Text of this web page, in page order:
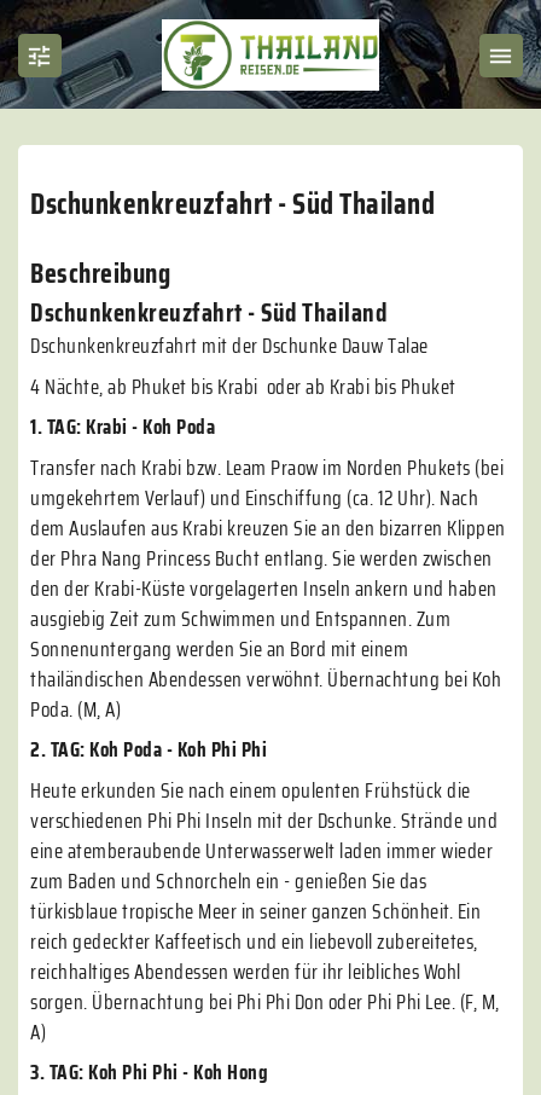
Dschunkenkreuzfahrt - Süd Thailand
Beschreibung
Dschunkenkreuzfahrt - Süd Thailand
Dschunkenkreuzfahrt mit der Dschunke Dauw Talae
4 Nächte, ab Phuket bis Krabi oder ab Krabi bis Phuket
1. TAG: Krabi - Koh Poda
Transfer nach Krabi bzw. Leam Praow im Norden Phukets (bei
umgekehrtem Verlauf) und Einschiffung (ca. 12 Uhr). Nach
dem Auslaufen aus Krabi kreuzen Sie an den bizarren Klippen
der Phra Nang Princess Bucht entlang. Sie werden zwischen
den der Krabi-Küste vorgelagerten Inseln ankern und haben
ausgiebig Zeit zum Schwimmen und Entspannen. Zum
Sonnenuntergang werden Sie an Bord mit einem
thailändischen Abendessen verwöhnt. Übernachtung bei Koh
Poda. (M, A)
2. TAG: Koh Poda - Koh Phi Phi
Heute erkunden Sie nach einem opulenten Frühstück die
verschiedenen Phi Phi Inseln mit der Dschunke. Strände und
eine atemberaubende Unterwasserwelt laden immer wieder
zum Baden und Schnorcheln ein - genießen Sie das
türkisblaue tropische Meer in seiner ganzen Schönheit. Ein
reich gedeckter Kaffeetisch und ein liebevoll zubereitetes,
reichhaltiges Abendessen werden für ihr leibliches Wohl
sorgen. Übernachtung bei Phi Phi Don oder Phi Phi Lee. (F, M,
A)
3. TAG: Koh Phi Phi - Koh Hong